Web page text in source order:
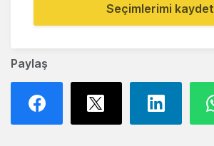
Paylaş
Seçimlerimi kaydet